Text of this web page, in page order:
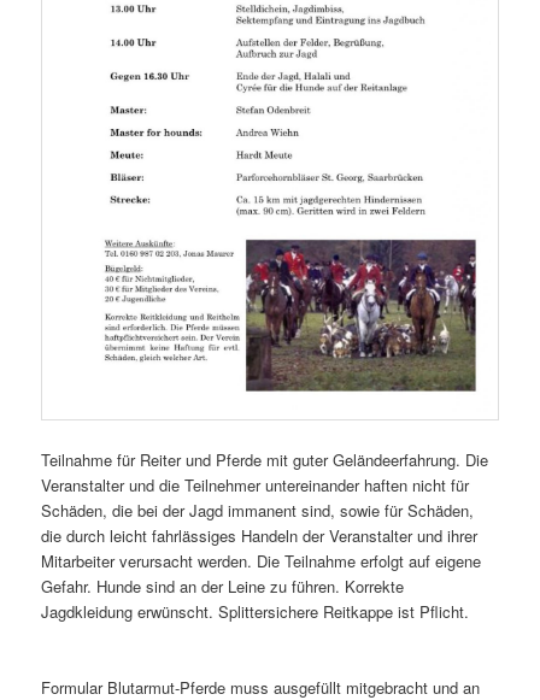
Teilnahme für Reiter und Pferde mit guter Geländeerfahrung. Die
Veranstalter und die Teilnehmer untereinander haften nicht für
Schäden, die bei der Jagd immanent sind, sowie für Schäden,
die durch leicht fahrlässiges Handeln der Veranstalter und ihrer
Mitarbeiter verursacht werden. Die Teilnahme erfolgt auf eigene
Gefahr. Hunde sind an der Leine zu führen. Korrekte
Jagdkleidung erwünscht. Splittersichere Reitkappe ist Pflicht.
Formular Blutarmut-Pferde muss ausgefüllt mitgebracht und an